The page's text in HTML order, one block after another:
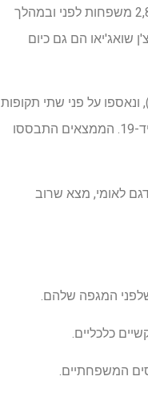
עמית מחקר לשעבר מהמחלקה לרפואת ילדים ב-NUS Medicine, צוות המחקר בחן את הנתונים של 2,818 משפחות לפני ובמהלך
שואג'יאו הם גם כיום
הנתונים נשאבו ממחקר אורך מייצג ארצי – מחקר אורך מוקדם לפיתוח מוקדם של סינגפור (SG-LEADS), ונאספו על פני שתי תקופות
זמן – גל ראשון ב-2018-2019 לפני התפרצות COVID-19 וגל שני ב-2021 במהלך השני שנת מגיפת קוביד-19. הממצאים התבססו
לאומי, מצא שרוב